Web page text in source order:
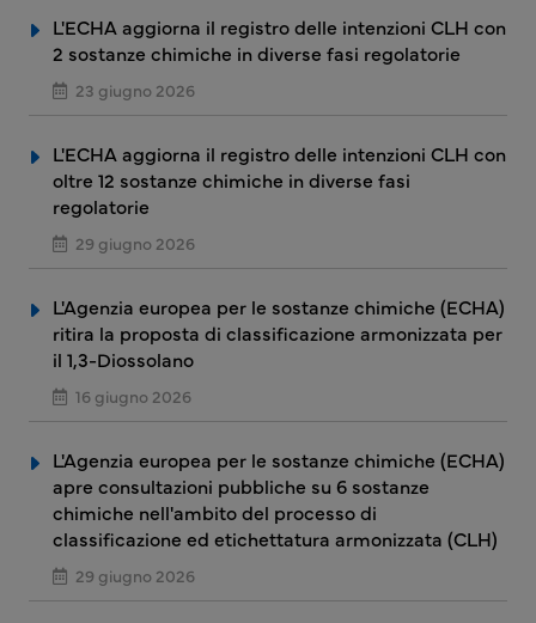
L'ECHA aggiorna il registro delle intenzioni CLH con
2 sostanze chimiche in diverse fasi regolatorie
23 giugno 2026
L'ECHA aggiorna il registro delle intenzioni CLH con
oltre 12 sostanze chimiche in diverse fasi
regolatorie
29 giugno 2026
L'Agenzia europea per le sostanze chimiche (ECHA)
ritira la proposta di classificazione armonizzata per
il 1,3-Diossolano
16 giugno 2026
L'Agenzia europea per le sostanze chimiche (ECHA)
apre consultazioni pubbliche su 6 sostanze
chimiche nell'ambito del processo di
classificazione ed etichettatura armonizzata (CLH)
29 giugno 2026